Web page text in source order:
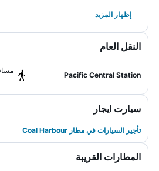
إظهار المزيد
النقل العام
Pacific Central Station
مسافة
سيارت ايجار
تأجير السيارات في مطار Coal Harbour
المطارات القريبة